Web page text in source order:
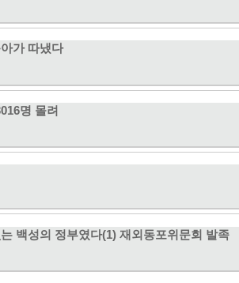
가 따냈다
명 몰려
백성의 정부였다(1) 재외동포위문회 발족